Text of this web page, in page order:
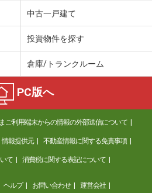
中古一戸建て
投資物件を探す
倉庫/トランクルーム
PC版へ
ご利用端末からの情報の外部送信について
情報提供元 不動産情報に関する免責事項
て 消費税に関する表記について
ヘルプ お問い合わせ 運営会社